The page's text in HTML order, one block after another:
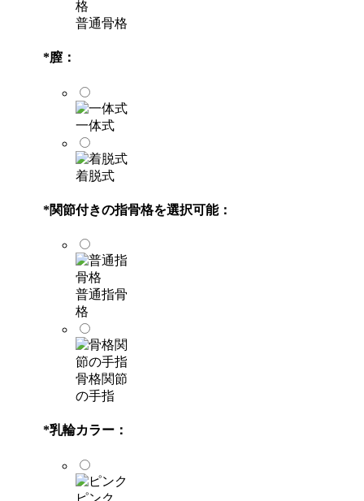
普通骨格
*膣：
一体式
着脱式
*関節付きの指骨格を選択可能：
普通指骨
格
骨格関節
の手指
*乳輪カラー：
ピンク